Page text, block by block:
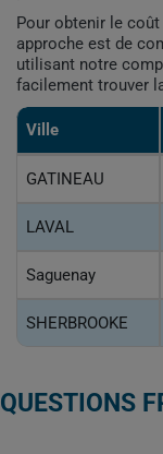
Pour obtenir le
approche est de
utilisant notre
facilement trouver
Ville
GATINEAU
LAVAL
Saguenay
SHERBROOKE
QUESTIONS